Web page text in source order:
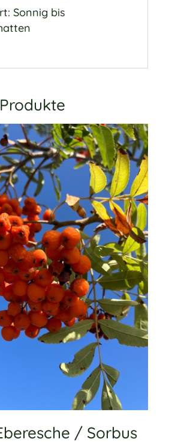
Sonnig bis
/ Sorbus